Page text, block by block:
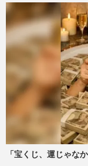
「宝くじ、運じゃな